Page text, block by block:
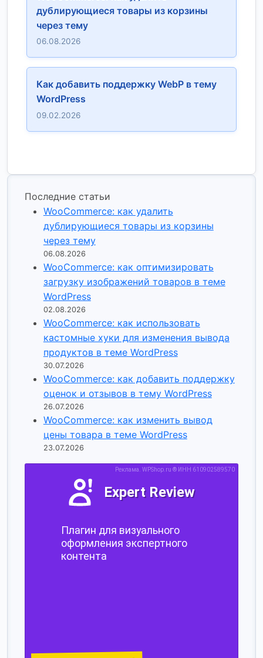
дублирующиеся товары из корзины
через тему
06.08.2026
Как добавить поддержку WebP в тему
WordPress
09.02.2026
Последние статьи
WooCommerce: как удалить
дублирующиеся товары из корзины
через тему
06.08.2026
WooCommerce: как оптимизировать
загрузку изображений товаров в теме
WordPress
02.08.2026
WooCommerce: как использовать
кастомные хуки для изменения вывода
продуктов в теме WordPress
30.07.2026
WooCommerce: как добавить поддержку
оценок и отзывов в тему WordPress
26.07.2026
WooCommerce: как изменить вывод
цены товара в теме WordPress
23.07.2026